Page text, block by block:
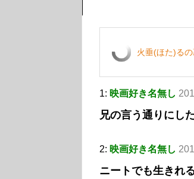
火垂(ほた)る
1: 映画好き名無し
兄の言う通りにし
2: 映画好き名無し
ニートでも生きれ